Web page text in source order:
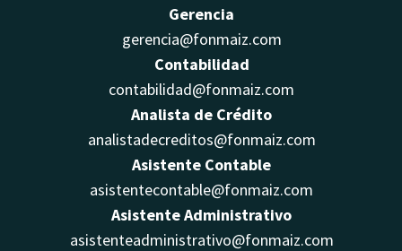
Gerencia
gerencia@fonmaiz.com
Contabilidad
contabilidad@fonmaiz.com
Analista de Crédito
analistadecreditos@fonmaiz.com
Asistente Contable
asistentecontable@fonmaiz.com
Asistente Administrativo
asistenteadministrativo@fonmaiz.com